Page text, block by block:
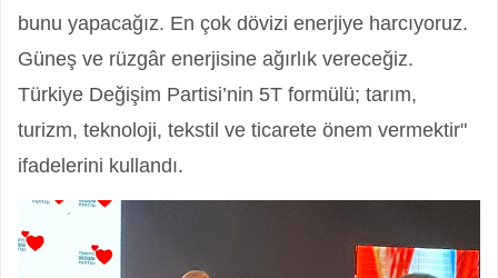
bunu yapacağız. En çok dövizi enerjiye harcıyoruz.
Güneş ve rüzgâr enerjisine ağırlık vereceğiz.
Türkiye Değişim Partisi’nin 5T formülü; tarım,
turizm, teknoloji, tekstil ve ticarete önem vermektir"
ifadelerini kullandı.